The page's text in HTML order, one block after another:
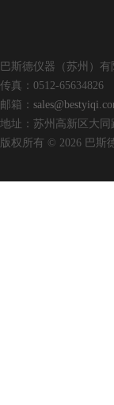
巴斯德仪器（苏州）有
传真：0512-65634826
邮箱：
地址：苏州高新区大同
版权所有 © 2026 巴斯